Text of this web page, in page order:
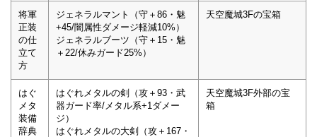
将軍
正装
の仕
立て
方
ジェネラルマント（守＋86・魅
+45/闇属性ダメージ軽減10%）
ジェネラルブーツ（守＋15・魅
＋22/休みガード25%）
天空魔城3Fの宝箱
はぐ
メタ
装備
辞典
はぐれメタルの剣（攻＋93・武
器ガード率/メタル系+1ダメー
ジ）
はぐれメタルの大剣（攻＋167・
天空魔城3F外部の宝
箱